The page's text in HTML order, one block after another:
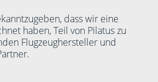
dass wir eine
haben, Teil von Pilatus zu
Flugzeughersteller und